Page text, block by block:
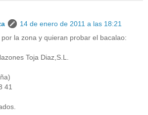
14 de enero de 2011 a las 18:21
la zona y quieran probar el bacalao:
Toja Diaz,S.L.
41